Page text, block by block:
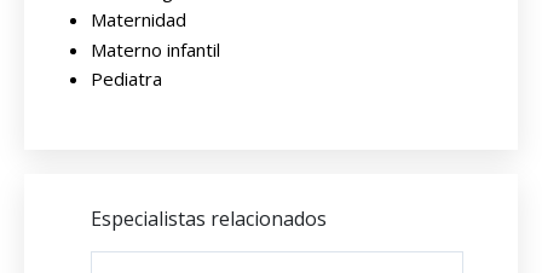
Maternidad
Materno infantil
Pediatra
Especialistas relacionados